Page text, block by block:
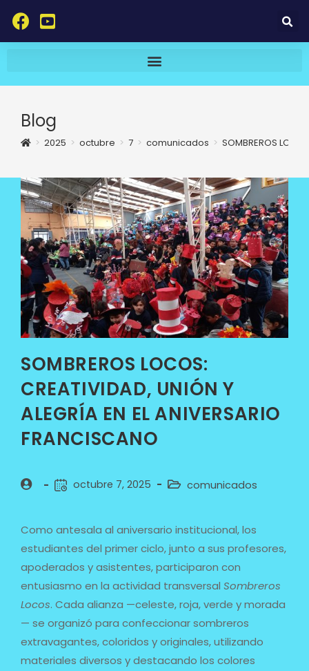
Blog
> 2025 > octubre > 7 > comunicados > SOMBREROS
SOMBREROS LOCOS:
CREATIVIDAD, UNIÓN Y
ALEGRÍA EN EL ANIVERSARIO
FRANCISCANO
octubre 7, 2025 comunicados
Como antesala al aniversario institucional, los
estudiantes del primer ciclo, junto a sus profesores,
apoderados y asistentes, participaron con
entusiasmo en la actividad transversal Sombreros
Locos. Cada alianza —celeste, roja, verde y morada
— se organizó para confeccionar sombreros
extravagantes, coloridos y originales, utilizando
materiales diversos y destacando los colores